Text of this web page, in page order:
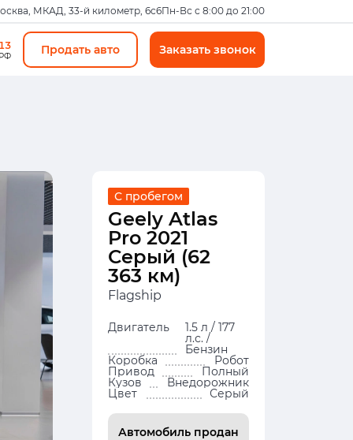
МКАД, 33-й километр, 6с6Пн-Вс с 8:00 до 21:00
Продать авто Заказать звонок
С пробегом
Geely Atlas
Pro 2021
Серый (62
363 км)
Flagship
Двигатель 1.5 л / 177
л.с. /
Бензин
Коробка Робот
Привод Полный
Кузов Внедорожник
Цвет Серый
Автомобиль продан